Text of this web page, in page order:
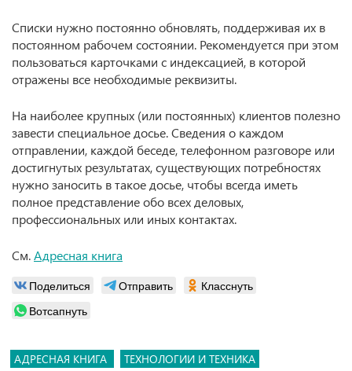
Списки нужно постоянно обновлять, поддерживая их в
постоянном рабочем состоянии. Рекомендуется при этом
пользоваться карточками с индексацией, в которой
отражены все необходимые реквизиты.
На наиболее крупных (или постоянных) клиентов полезно
завести специальное досье. Сведения о каждом
отправлении, каждой беседе, телефонном разговоре или
достигнутых результатах, существующих потребностях
нужно заносить в такое досье, чтобы всегда иметь
полное представление обо всех деловых,
профессиональных или иных контактах.
См.Адресная книга
Поделиться Отправить
Класснуть
Вотсапнуть
АДРЕСНАЯ КНИГА ТЕХНОЛОГИИ И ТЕХНИКА